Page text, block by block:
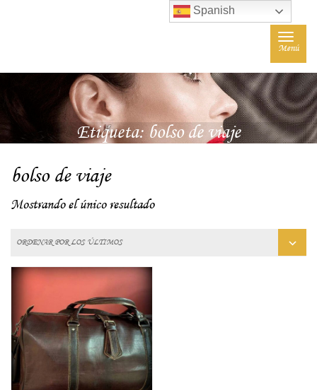
Toggle
Menú
Etiqueta: bolso de viaje
bolso de viaje
Mostrando el único resultado
Spanish